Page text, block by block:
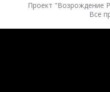
Проект "Возрождение
Все